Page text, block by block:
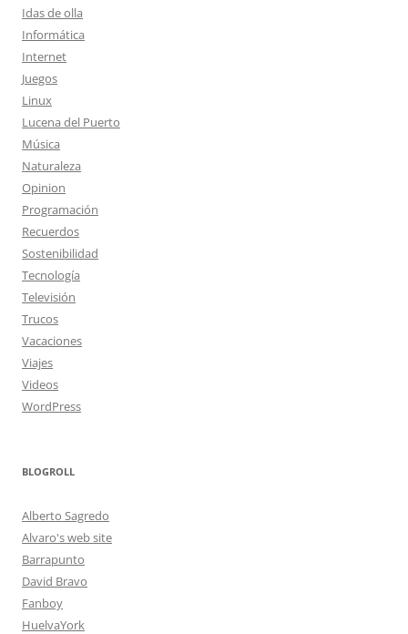
Idas de olla
Informática
Internet
Juegos
Linux
Lucena del Puerto
Música
Naturaleza
Opinion
Programación
Recuerdos
Sostenibilidad
Tecnología
Televisión
Trucos
Vacaciones
Viajes
Videos
WordPress
BLOGROLL
Alberto Sagredo
Alvaro's web site
Barrapunto
David Bravo
Fanboy
HuelvaYork